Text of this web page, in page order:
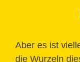
Aber es ist
die Wurzeln